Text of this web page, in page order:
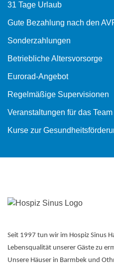
31 Tage Urlaub
Gute Bezahlung nach den
Sonderzahlungen
Betriebliche Altersvorsorge
Eurorad-Angebot
Regelmäßige Supervisionen
Veranstaltungen für das
Kurse zur
Seit 1997 tun wir im Hospiz Sinus
Lebensqualität unserer Gäste zu
Unsere Häuser in Barmbek und